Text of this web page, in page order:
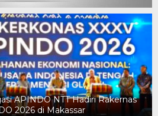
Beri Penjelasan Resmi atas
Kunjungan Bank NTT